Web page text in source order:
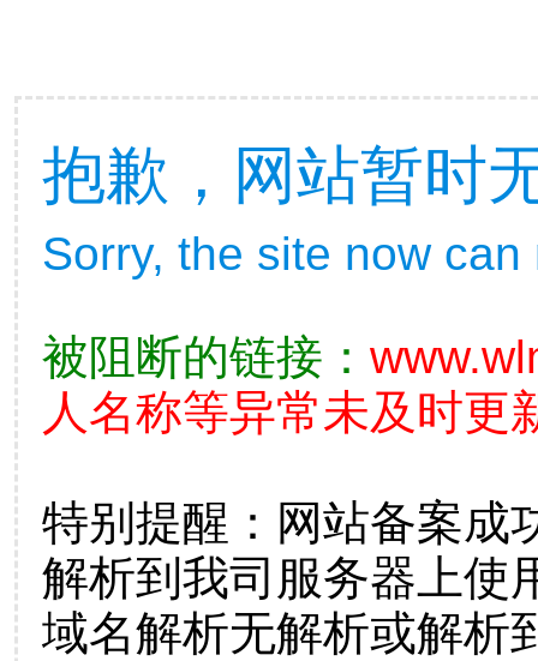
抱歉，网站暂时
Sorry, the site now
被阻断的链接：
人名称等异常未及时更
特别提醒：网站备案成
解析到我司服务器上使
域名解析无解析或解析